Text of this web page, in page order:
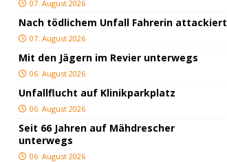
07. August 2026
Nach tödlichem Unfall Fahrerin attackiert
07. August 2026
Mit den Jägern im Revier unterwegs
06. August 2026
Unfallflucht auf Klinikparkplatz
06. August 2026
Seit 66 Jahren auf Mähdrescher
unterwegs
06. August 2026